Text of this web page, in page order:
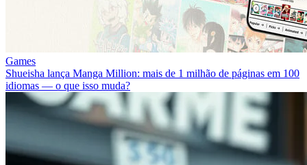
Games
Shueisha lança Manga Million: mais de 1 milhão de páginas em 100
idiomas — o que isso muda?